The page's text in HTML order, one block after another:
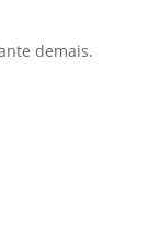
demais.